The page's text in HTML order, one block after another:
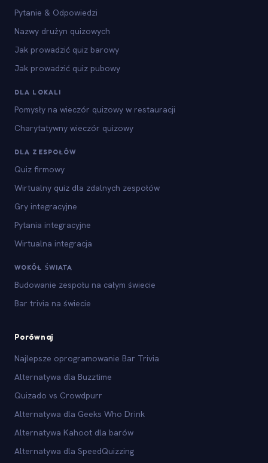
Pytanie & Odpowiedzi
Nazwy drużyn quizowych
Jak prowadzić quiz barowy
Jak prowadzić quiz pubowy
DLA LOKALI
Pomysły na wieczór quizowy w restauracji
Charytatywny wieczór quizowy
DLA ZESPOŁÓW
Quiz firmowy
Wirtualny quiz dla zdalnych zespołów
Gry integracyjne
Pytania integracyjne
Wirtualna integracja
WOKÓŁ ŚWIATA
Budowanie zespołu na całym świecie
Bar trivia na świecie
Porównaj
Najlepsze oprogramowanie Bar Trivia
Alternatywa dla Buzztime
Quizado vs Crowdpurr
Alternatywa dla Geeks Who Drink
Alternatywa Kahoot dla barów
Alternatywa dla SpeedQuizzing